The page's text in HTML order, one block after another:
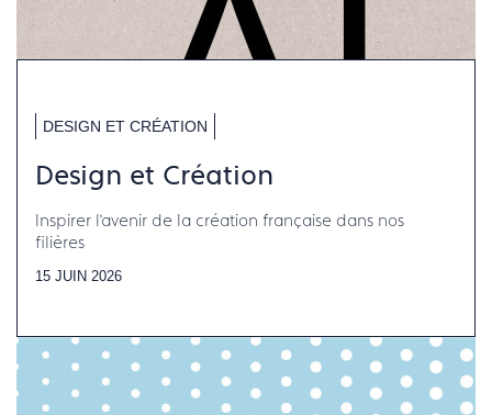
DESIGN ET CRÉATION
Design et Création
Inspirer l’avenir de la création française dans nos
filières
15 JUIN 2026